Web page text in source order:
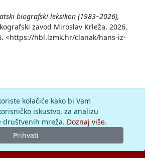
biografski leksikon (1983–2026),
zavod Miroslav Krleža, 2026.
<https://hbl.lzmk.hr/clanak/hans-iz-
kolačiće kako bi Vam
iskustvo, za analizu
društvenih mreža. Doznaj više.
Prihvati
zavodMiroslav Krleža